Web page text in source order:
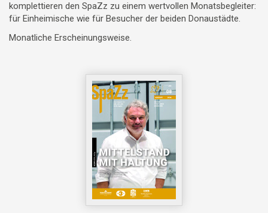
komplettieren den SpaZz zu einem wertvollen Monatsbegleiter:
für Einheimische wie für Besucher der beiden Donaustädte.
Monatliche Erscheinungsweise.